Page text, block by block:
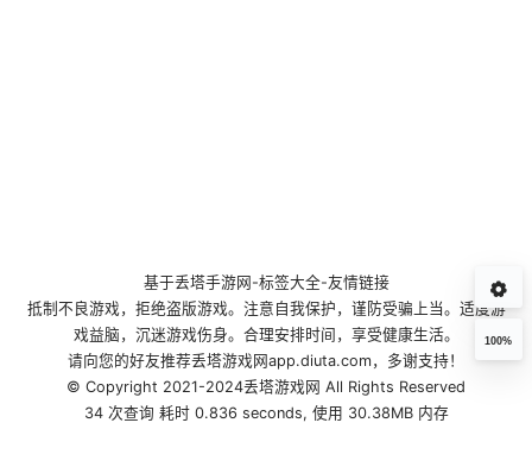
100%
基于丢塔手游网 -标签大全-友情链接
抵制不良游戏，拒绝盗版游戏。注意自我保护，谨防受骗上当。适度游
戏益脑，沉迷游戏伤身。合理安排时间，享受健康生活。
请向您的好友推荐丢塔游戏网app.diuta.com，多谢支持！
© Copyright 2021-2024丢塔游戏网 All Rights Reserved
34 次查询 耗时 0.836 seconds, 使用 30.38MB 内存